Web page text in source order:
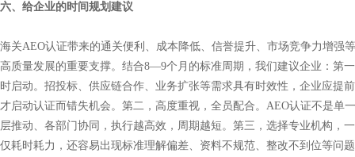
六、给企业的时间规划建议
海关AEO认证带来的通关便利、成本降低、信誉提升、市场竞争力增强
高质量发展的重要支撑。结合8—9个月的标准周期，我们建议企业：第
时启动。招投标、供应链合作、业务扩张等需求具有时效性，企业应提
才启动认证而错失机会。第二，高度重视，全员配合。AEO认证不是单
层推动、各部门协同，执行越高效，周期越短。第三，选择专业机构，
仅耗时耗力，还容易出现标准理解偏差、资料不规范、整改不到位等问